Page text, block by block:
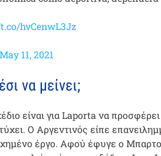
hvCenwL3Jz
May 11, 2021
να μείνει;
είναι για Laporta να
Ο Αργεντινός είπε
έργο. Αφού έφυγε ο